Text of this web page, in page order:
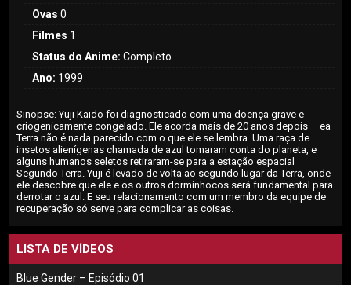
Ovas 0
Filmes 1
Status do Anime: Completo
Ano: 1999
Sinopse: Yuji Kaido foi diagnosticado com uma doença grave e
criogenicamente congelado. Ele acorda mais de 20 anos depois – ea
Terra não é nada parecido com o que ele se lembra. Uma raça de
insetos alienígenas chamada de azul tomaram conta do planeta, e
alguns humanos seletos retiraram-se para a estação espacial
Segundo Terra. Yuji é levado de volta ao segundo lugar da Terra, onde
ele descobre que ele e os outros dorminhocos será fundamental para
derrotar o azul. E seu relacionamento com um membro da equipe de
recuperação só serve para complicar as coisas.
LISTA DE VÍDEOS
Blue Gender – Episódio 01